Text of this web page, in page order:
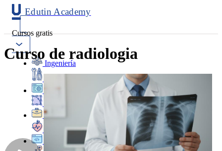
Edutin Academy
Cursos gratis
Ingeniería
Negocios
Programación
Curso de radiologia